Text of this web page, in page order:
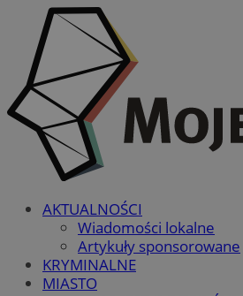
AKTUALNOŚCI
Wiadomości lokalne
Artykuły sponsorowane
KRYMINALNE
MIASTO